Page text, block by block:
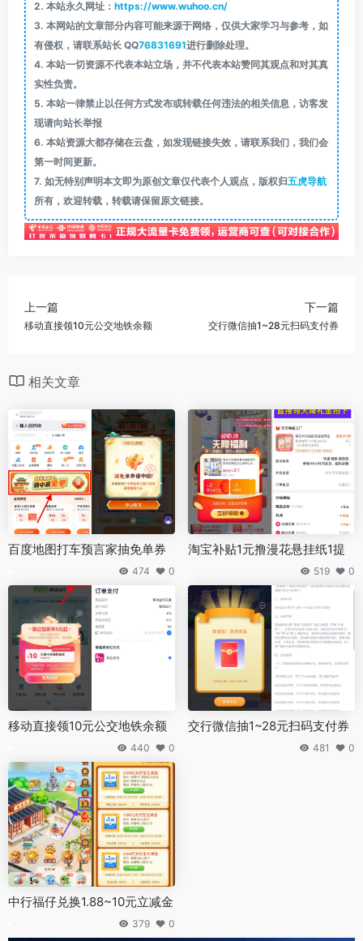
2. 本站永久网址： https://www.wuhoo.cn/
3. 本网站的文章部分内容可能来源于网络，仅供大家学习与参考，如
有侵权，请联系站长 QQ76831691进行删除处理。
4. 本站一切资源不代表本站立场，并不代表本站赞同其观点和对其真
实性负责。
5. 本站一律禁止以任何方式发布或转载任何违法的相关信息，访客发
现请向站长举报
6. 本站资源大都存储在云盘，如发现链接失效，请联系我们，我们会
第一时间更新。
7. 如无特别声明本文即为原创文章仅代表个人观点，版权归五虎导航
所有，欢迎转载，转载请保留原文链接。
上一篇
移动直接领10元公交地铁余额
下一篇
交行微信抽1~28元扫码支付券
相关文章
百度地图打车预言家抽免单券
474 0
淘宝补贴1元撸漫花悬挂纸1提
519 0
移动直接领10元公交地铁余额
440 0
交行微信抽1~28元扫码支付券
481 0
中行福仔兑换1.88~10元立减金
379 0